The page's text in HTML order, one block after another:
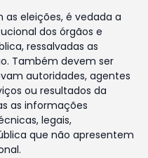
eleições, é vedada a
dos órgãos e
ressalvadas as
Também devem ser
autoridades, agentes
ou resultados da
as informações
legais,
que não apresentem